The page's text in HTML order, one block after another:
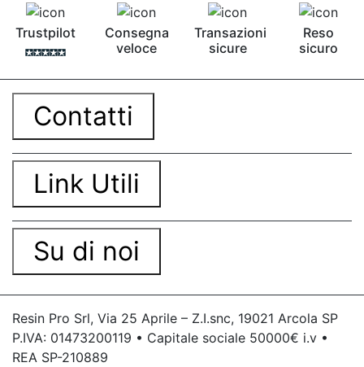
Trustpilot
Consegna
veloce
Transazioni
sicure
Reso
sicuro
Contatti
Link Utili
Su di noi
Resin Pro Srl, Via 25 Aprile – Z.I.snc, 19021 Arcola SP
P.IVA: 01473200119 • Capitale sociale 50000€ i.v •
REA SP-210889